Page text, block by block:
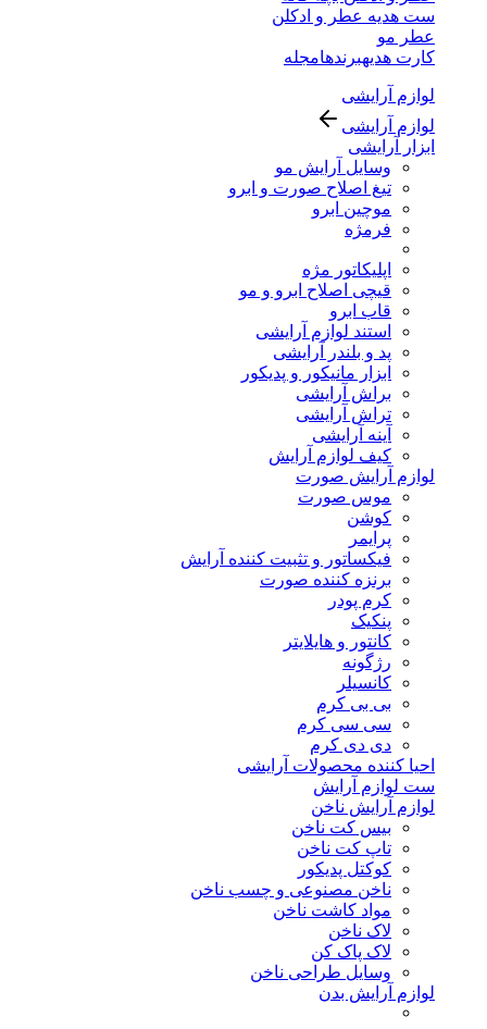
ست هدیه عطر و ادکلن
عطر مو
کارت هدیهبرندهامجله
لوازم آرایشی
لوازم آرایشی
ابزار آرایشی
وسایل آرایش مو
تیغ اصلاح صورت و ابرو
موچین ابرو
فرمژه
اپلیکاتور مژه
قیچی اصلاح ابرو و مو
قاب ابرو
استند لوازم آرایشی
پد و بلندر آرایشی
ابزار مانیکور و پدیکور
براش آرایشی
تراش آرایشی
آینه آرایشی
کیف لوازم آرایش
لوازم آرایش صورت
موس صورت
کوشن
پرایمر
فیکساتور و تثبیت کننده آرایش
برنزه کننده صورت
کرم پودر
پنکیک
کانتور و هایلایتر
رژگونه
کانسیلر
بی بی کرم
سی سی کرم
دی دی کرم
احیا کننده محصولات آرایشی
ست لوازم آرایش
لوازم آرایش ناخن
بیس کت ناخن
تاپ کت ناخن
کوکتل پدیکور
ناخن مصنوعی و چسب ناخن
مواد کاشت ناخن
لاک ناخن
لاک پاک کن
وسایل طراحی ناخن
لوازم آرایش بدن